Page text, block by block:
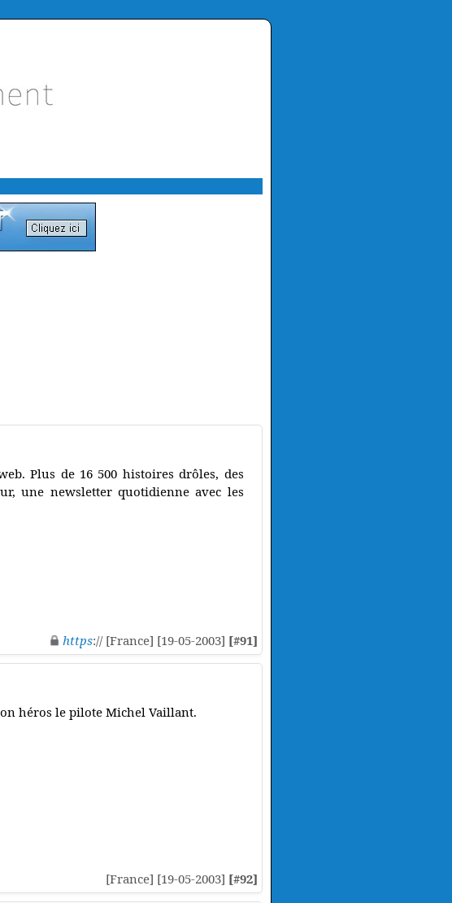
Plus de 16 500 histoires drôles, des
une newsletter quotidienne avec les
https:// [France] [19-05-2003] [#91]
héros le pilote Michel Vaillant.
[France] [19-05-2003] [#92]